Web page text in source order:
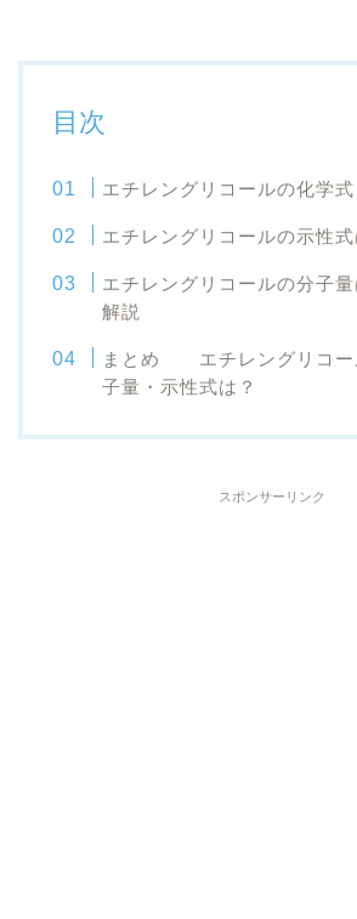
目次
エチレングリコールの化学
エチレングリコールの示性式
エチレングリコールの分子
解説
まとめ エチレングリコー
子量・示性式は？
スポンサーリンク